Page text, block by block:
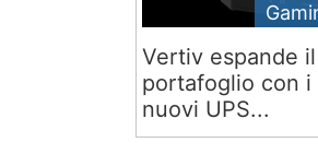
Vertiv espande il
portafoglio con i
nuovi UPS...